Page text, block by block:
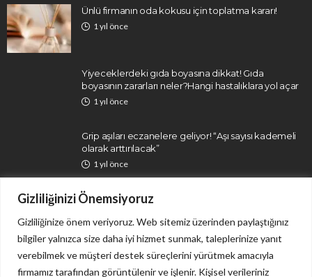
Gizliliğinizi Önemsiyoruz
Gizliliğinize önem veriyoruz. Web sitemiz üzerinden paylaştığınız
bilgiler yalnızca size daha iyi hizmet sunmak, taleplerinize yanıt
verebilmek ve müşteri destek süreçlerini yürütmek amacıyla
firmamız tarafından görüntülenir ve işlenir. Kişisel verileriniz
Ünlü firmanın oda kokusu için toplatma kararı!
1 yıl önce
Yiyeceklerdeki gıda boyasına dikkat! Gıda
boyasının zararları neler?Hangi hastalıklara yol açar
1 yıl önce
Grip aşıları eczanelere geliyor! “Aşı sayısı kademeli
olarak arttırılacak”
1 yıl önce